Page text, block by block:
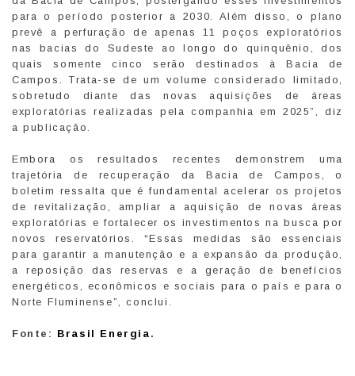
para o período posterior a 2030. Além disso, o plano
prevê a perfuração de apenas 11 poços exploratórios
nas bacias do Sudeste ao longo do quinquênio, dos
quais somente cinco serão destinados à Bacia de
Campos. Trata-se de um volume considerado limitado,
sobretudo diante das novas aquisições de áreas
exploratórias realizadas pela companhia em 2025”, diz
a publicação.
Embora os resultados recentes demonstrem uma
trajetória de recuperação da Bacia de Campos, o
boletim ressalta que é fundamental acelerar os projetos
de revitalização, ampliar a aquisição de novas áreas
exploratórias e fortalecer os investimentos na busca por
novos reservatórios. “Essas medidas são essenciais
para garantir a manutenção e a expansão da produção,
a reposição das reservas e a geração de benefícios
energéticos, econômicos e sociais para o país e para o
Norte Fluminense”, conclui.
Fonte: Brasil Energia .